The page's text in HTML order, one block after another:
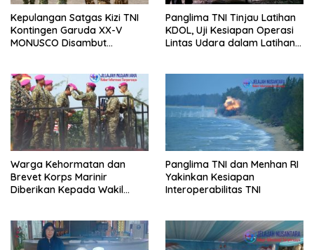
Kepulangan Satgas Kizi TNI
Kontingen Garuda XX-V
MONUSCO Disambut
Panglima TNI Tinjau Latihan
KDOL, Uji Kesiapan Operasi
Lintas Udara dalam Latihan
Warga Kehormatan dan
Brevet Korps Marinir
Diberikan Kepada Wakil
Panglima TNI dan Menhan RI
Yakinkan Kesiapan
Interoperabilitas TNI